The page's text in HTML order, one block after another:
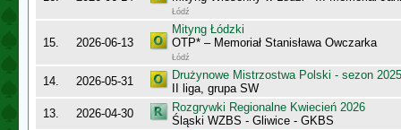
Łódź
15. 2026-06-13
Mityng Łódzki
OTP* – Memoriał Stanisława Owczarka
Łódź
14. 2026-05-31
Drużynowe Mistrzostwa Polski - sezon
II liga, grupa SW
13.
2026-04-30
Rozgrywki Regionalne Kwiecień 2026
Śląski WZBS - Gliwice - GKBS